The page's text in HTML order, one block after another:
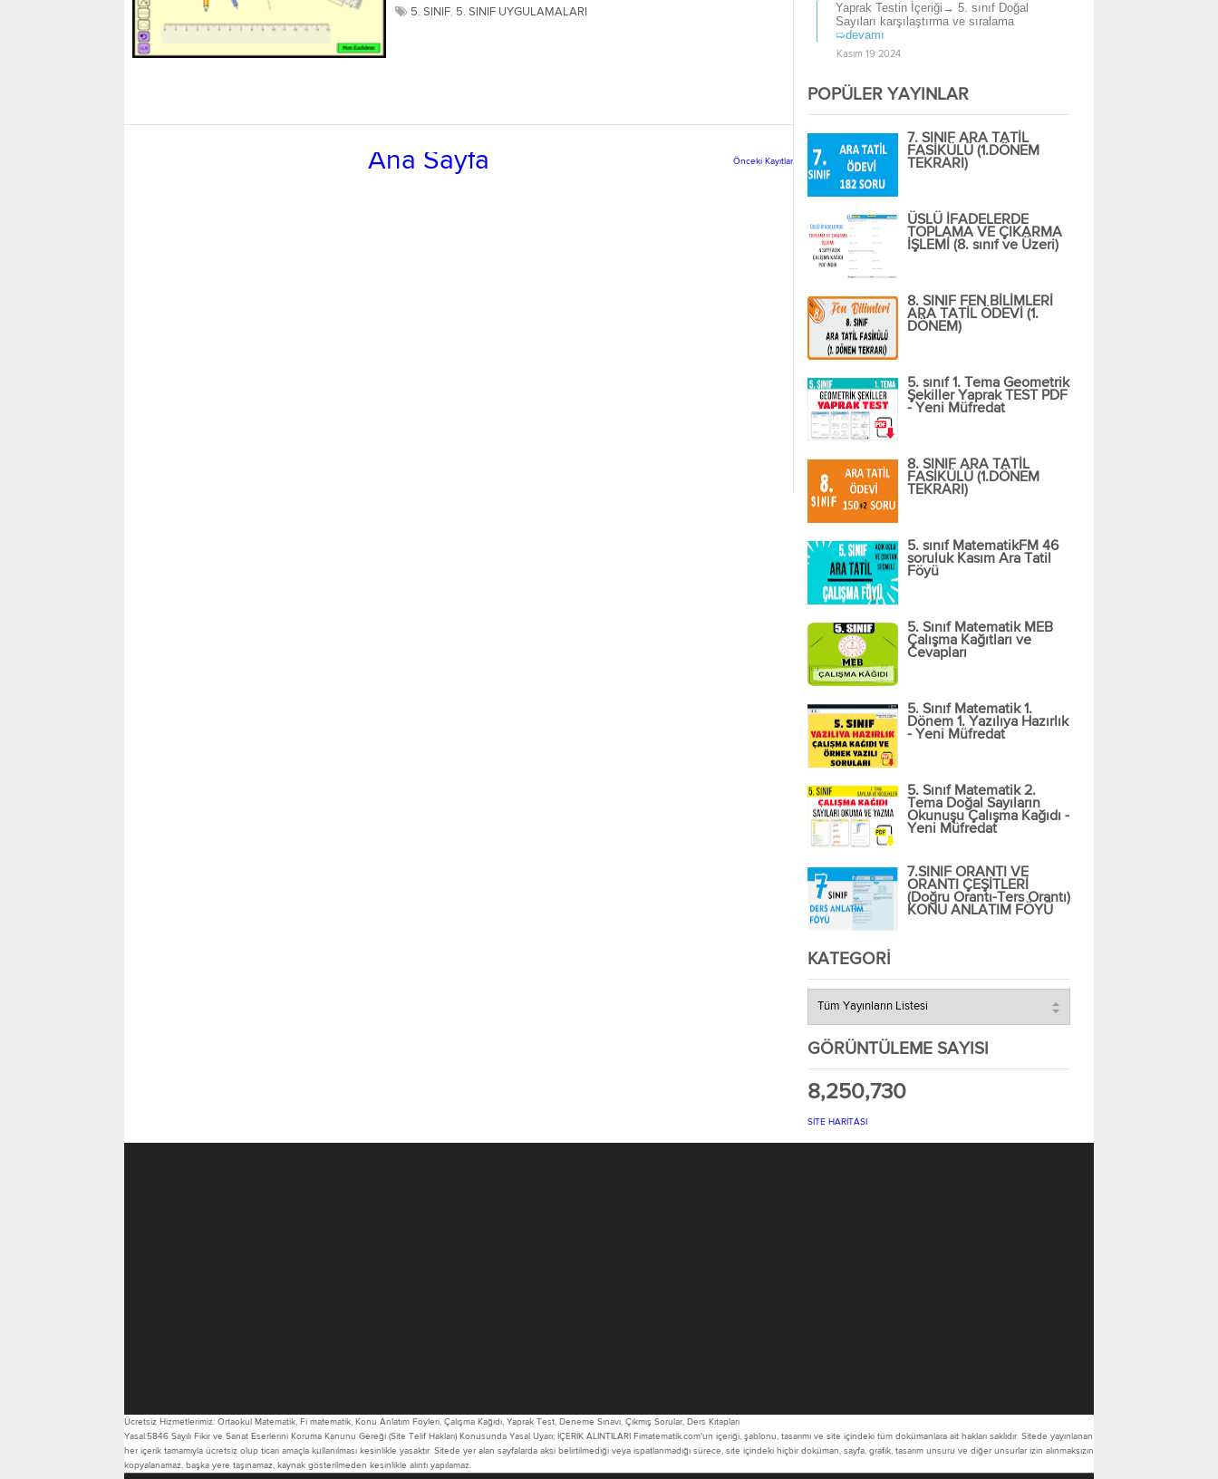
5. SINIF, 5. SINIF UYGULAMALARI
Önceki Kayıtlar
Ana Sayfa
Yaprak Testin İçeriği→ 5. sınıf Doğal
Sayıları karşılaştırma ve sıralama
➯devamı
Kasım 19 2024
POPÜLER YAYINLAR
7. SINIF ARA TATİL
FASİKÜLÜ (1.DÖNEM
TEKRARI)
ÜSLÜ İFADELERDE
TOPLAMA VE ÇIKARMA
İŞLEMİ (8. sınıf ve Üzeri)
8. SINIF FEN BİLİMLERİ
ARA TATİL ÖDEVİ (1.
DÖNEM)
5. sınıf 1. Tema Geometrik
Şekiller Yaprak TEST PDF
- Yeni Müfredat
8. SINIF ARA TATİL
FASİKÜLÜ (1.DÖNEM
TEKRARI)
5. sınıf MatematikFM 46
soruluk Kasım Ara Tatil
Föyü
5. Sınıf Matematik MEB
Çalışma Kağıtları ve
Cevapları
5. Sınıf Matematik 1.
Dönem 1. Yazılıya Hazırlık
- Yeni Müfredat
5. Sınıf Matematik 2.
Tema Doğal Sayıların
Okunuşu Çalışma Kağıdı -
Yeni Müfredat
7.SINIF ORANTI VE
ORANTI ÇEŞİTLERİ
(Doğru Orantı-Ters Orantı)
KONU ANLATIM FÖYÜ
KATEGORI
GÖRÜNTÜLEME SAYISI
8,250,730
SİTE HARİTASI
Ücretsiz Hizmetlerimiz: Ortaokul Matematik, Fi matematik, Konu Anlatım Föyleri, Çalışma Kağıdı, Yaprak Test, Deneme Sınavı, Çıkmış Sorular, Ders Kitapları
Yasal:5846 Sayılı Fikir ve Sanat Eserlerini Koruma Kanunu Gereği (Site Telif Hakları) Konusunda Yasal Uyarı; İÇERİK ALINTILARI Fimatematik.com'un içeriği, şablonu, tasarımı ve site içindeki tüm dokümanlara ait hakları saklıdır. Sitede yayınlanan
her içerik tamamıyla ücretsiz olup ticari amaçla kullanılması kesinlikle yasaktır. Sitede yer alan sayfalarda aksi belirtilmediği veya ispatlanmadığı sürece, site içindeki hiçbir doküman, sayfa, grafik, tasarım unsuru ve diğer unsurlar izin alınmaksızın
kopyalanamaz, başka yere taşınamaz, kaynak gösterilmeden kesinlikle alıntı yapılamaz.